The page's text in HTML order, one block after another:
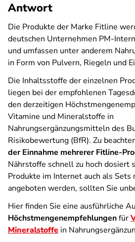
Antwort
Die Produkte der Marke Fitline
deutschen Unternehmen PM-
und umfassen unter anderem
in Form von Pulvern, Riegeln und
Die Inhaltsstoffe der einzelnen
liegen bei der empfohlenen
den derzeitigen
Vitamine und Mineralstoffe in
Nahrungsergänzungsmitteln des
Risikobewertung (BfR). Zu
der Einnahme mehrerer Fitline-
Nährstoffe schnell zu hoch dosiert
Produkte im Internet auch als
angeboten werden, sollten Sie
Hier finden Sie eine ausführliche
Höchstmengenempfehlungenfür
Mineralstoffe in